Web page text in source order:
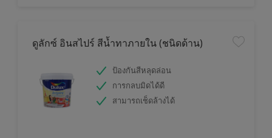
ดูลักซ์ อินสไปร์ สีน้ำทาภายใน (ชนิดด้าน)
ป้องกันสีหลุดล่อน
การกลบมิดได้ดี
สามารถเช็ดล้างได้